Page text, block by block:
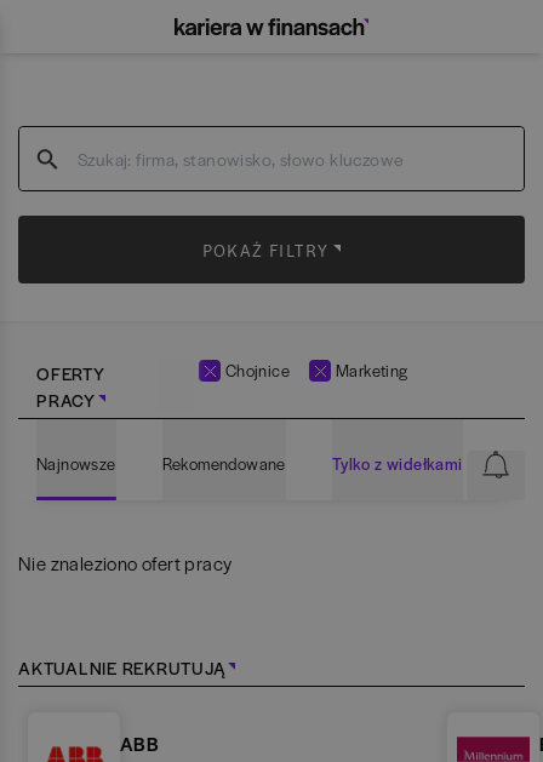
POKAŻ FILTRY
OFERTY
PRACY
Chojnice Marketing
Najnowsze Rekomendowane Tylko z widełkami
Nie znaleziono ofert pracy
AKTUALNIE REKRUTUJĄ
ABB